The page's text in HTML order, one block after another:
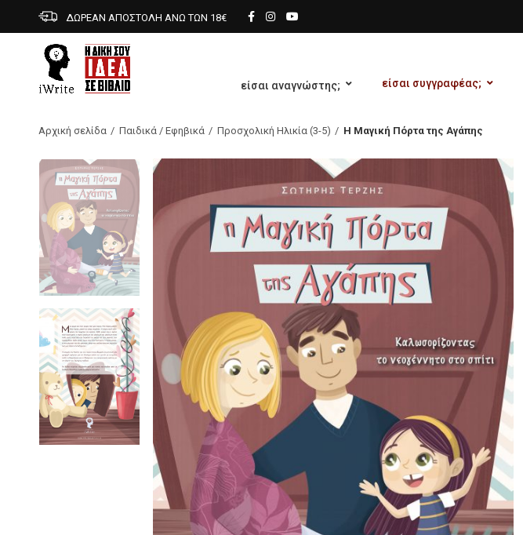
ΔΩΡΕΑΝ ΑΠΟΣΤΟΛΗ ΑΝΩ ΤΩΝ 18€
είσαι αναγνώστης; είσαι συγγραφέας;
Αρχική σελίδα Παιδικά / Εφηβικά Προσχολική Ηλικία (3-5) Η Μαγική Πόρτα της Αγάπης